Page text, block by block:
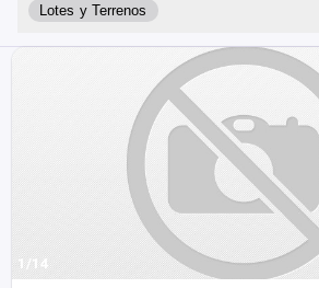
Lotes y Terrenos
1/14